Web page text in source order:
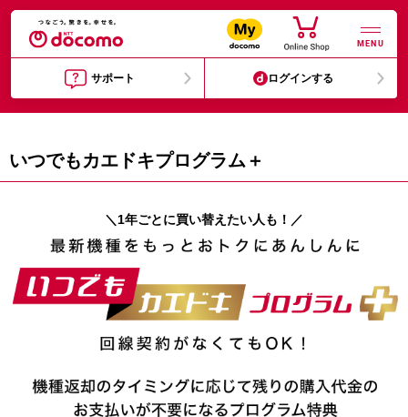
MENU
サポート ログインする
いつでもカエドキプログラム＋
＼1年ごとに買い替えたい人も！／